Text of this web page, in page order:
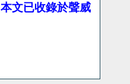
本文已收錄於聲威